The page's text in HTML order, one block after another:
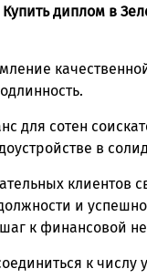
Купить диплом в
для сотен
в
клиентов
и
к финансовой
к